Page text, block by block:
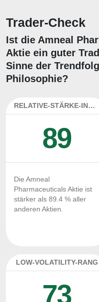
Trader-Check
Ist die Amneal
Aktie ein guter
Sinne der
Philosophie?
RELATIVE-STÄRKE-INDEX
89
Die Amneal
Pharmaceuticals Aktie ist
stärker als 89.4 % aller
anderen Aktien.
LOW-VOLATILITY-RANG
73